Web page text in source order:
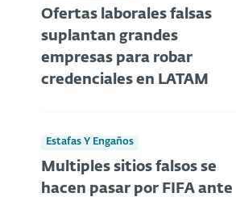
Ofertas laborales falsas
suplantan grandes
empresas para robar
credenciales en LATAM
Estafas Y Engaños
Multiples sitios falsos se
hacen pasar por FIFA ante